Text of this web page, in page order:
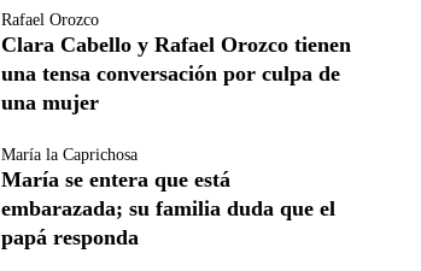
Rafael Orozco
Clara Cabello y Rafael Orozco tienen
una tensa conversación por culpa de
una mujer
María la Caprichosa
María se entera que está
embarazada; su familia duda que el
papá responda